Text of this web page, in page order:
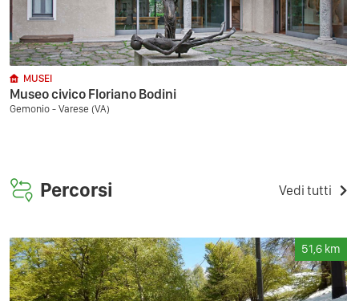
MUSEI
Museo civico Floriano Bodini
Gemonio - Varese (VA)
Percorsi Vedi tutti
51,6 km